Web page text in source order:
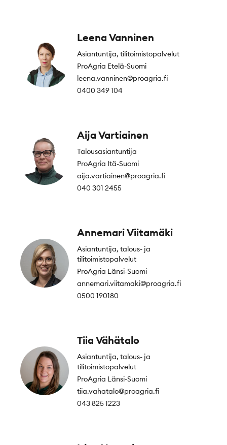
Leena Vanninen
Asiantuntija, tilitoimistopalvelut
ProAgria Etelä-Suomi
leena.vanninen@proagria.fi
0400 349 104
Aija Vartiainen
Talousasiantuntija
ProAgria Itä-Suomi
aija.vartiainen@proagria.fi
040 301 2455
Annemari Viitamäki
Asiantuntija, talous- ja
tilitoimistopalvelut
ProAgria Länsi-Suomi
annemari.viitamaki@proagria.fi
0500 190180
Tiia Vähätalo
Asiantuntija, talous- ja
tilitoimistopalvelut
ProAgria Länsi-Suomi
tiia.vahatalo@proagria.fi
043 825 1223